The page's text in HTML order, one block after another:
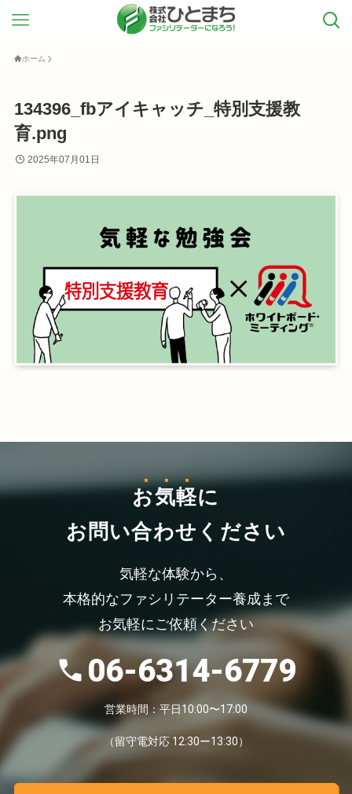
ホーム
134396_fbアイキャッチ_特別支援教
育.png
2025年07月01日
お気軽に
お問い合わせください
気軽な体験から、
本格的なファシリテーター養成まで
お気軽にご依頼ください
06-6314-6779
営業時間：平日10:00〜17:00
（留守電対応 12:30ー13:30）